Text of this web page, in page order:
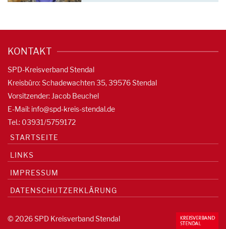
KONTAKT
SPD-Kreisverband Stendal
Kreisbüro: Schadewachten 35, 39576 Stendal
Vorsitzender: Jacob Beuchel
E-Mail: info@spd-kreis-stendal.de
Tel.: 03931/5759172
STARTSEITE
LINKS
IMPRESSUM
DATENSCHUTZERKLÄRUNG
© 2026 SPD Kreisverband Stendal